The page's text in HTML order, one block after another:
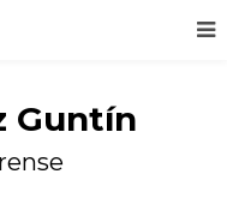
Guntín